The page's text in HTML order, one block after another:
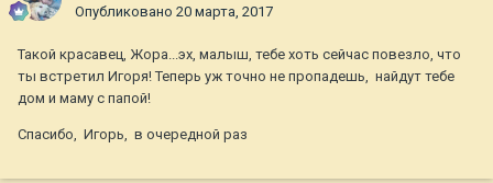
Опубликовано 20 марта, 2017
Такой красавец, Жора...эх, малыш, тебе хоть сейчас повезло, что
ты встретил Игоря! Теперь уж точно не пропадешь, найдут тебе
дом и маму с папой!
Спасибо, Игорь, в очередной раз